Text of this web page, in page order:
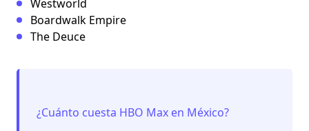
Westworld
Boardwalk Empire
The Deuce
¿Cuánto cuesta HBO Max en México?